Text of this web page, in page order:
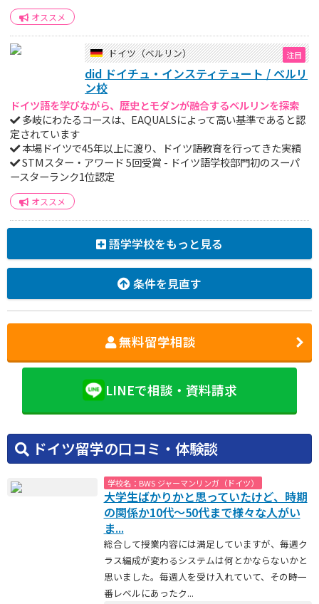
オススメ
ドイツ（ベルリン）
did ドイチュ・インスティテュート / ベルリ
ン校
ドイツ語を学びながら、歴史とモダンが融合するベルリンを探索
多岐にわたるコースは、EAQUALSによって高い基準であると認
定されています
本場ドイツで45年以上に渡り、ドイツ語教育を行ってきた実績
STMスター・アワード 5回受賞 - ドイツ語学校部門初のスーパ
ースターランク1位認定
オススメ
語学学校をもっと見る
条件を見直す
無料留学相談
LINEで相談・資料請求
ドイツ留学の口コミ・体験談
学校名：BWS ジャーマンリンガ（ドイツ）
大学生ばかりかと思っていたけど、時期
の関係か10代～50代まで様々な人がい
ま...
総合して授業内容には満足していますが、毎週ク
ラス編成が変わるシステムは何とかならないかと
思いました。毎週人を受け入れていて、その時一
番レベルにあったク...